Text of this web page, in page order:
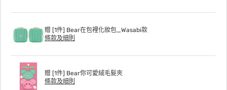
贈 [1件] Bear在包裡化妝包_Wasabi款
條款及細則
贈 [1件] Bear你可愛絨毛髮夾
條款及細則